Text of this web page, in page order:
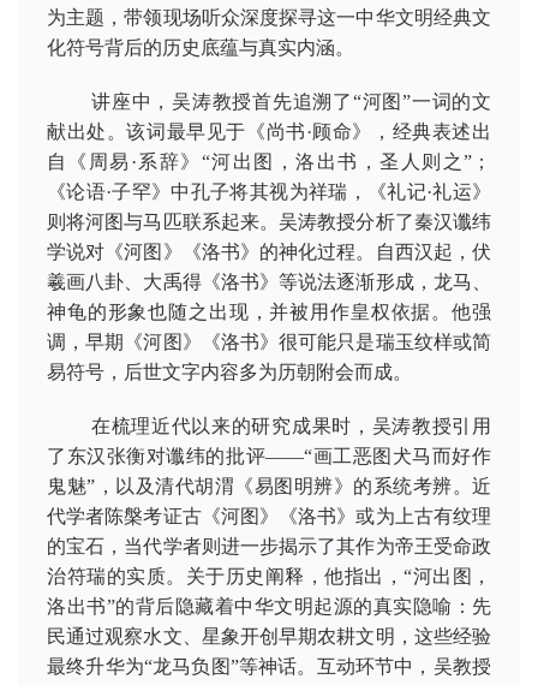
为主题，带领现场听众深度探寻这一中华文明经典文
化符号背后的历史底蕴与真实内涵。
讲座中，吴涛教授首先追溯了“河图”一词的文
献出处。该词最早见于《尚书·顾命》，经典表述出
自《周易·系辞》“河出图，洛出书，圣人则之”；
《论语·子罕》中孔子将其视为祥瑞，《礼记·礼运》
则将河图与马匹联系起来。吴涛教授分析了秦汉谶纬
学说对《河图》《洛书》的神化过程。自西汉起，伏
羲画八卦、大禹得《洛书》等说法逐渐形成，龙马、
神龟的形象也随之出现，并被用作皇权依据。他强
调，早期《河图》《洛书》很可能只是瑞玉纹样或简
易符号，后世文字内容多为历朝附会而成。
在梳理近代以来的研究成果时，吴涛教授引用
了东汉张衡对谶纬的批评——“画工恶图犬马而好作
鬼魅”，以及清代胡渭《易图明辨》的系统考辨。近
代学者陈槃考证古《河图》《洛书》或为上古有纹理
的宝石，当代学者则进一步揭示了其作为帝王受命政
治符瑞的实质。关于历史阐释，他指出，“河出图，
洛出书”的背后隐藏着中华文明起源的真实隐喻：先
民通过观察水文、星象开创早期农耕文明，这些经验
最终升华为“龙马负图”等神话。互动环节中，吴教授